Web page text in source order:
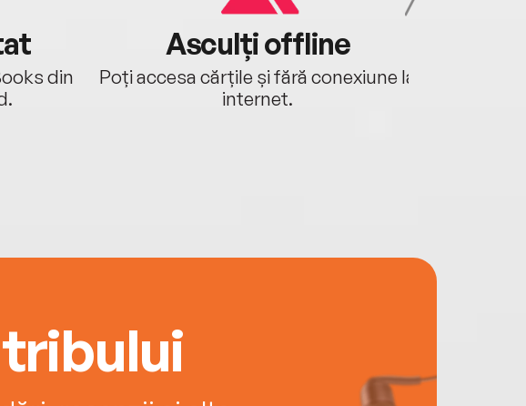
din
Asculți offline
Poți accesa cărțile și fără conexiune la
internet.